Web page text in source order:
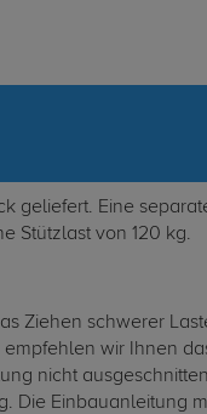
geliefert. Eine
Stützlast von 120 kg.
Ziehen schwerer
wir Ihnen
nicht
Die Einbauanleitung